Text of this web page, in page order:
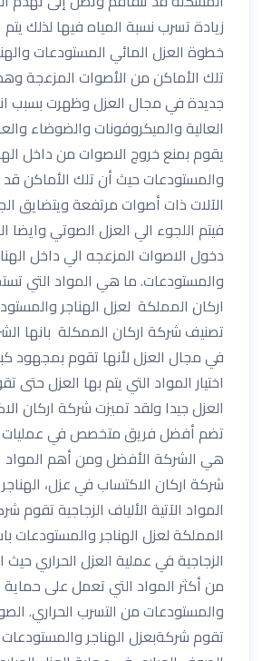
زيادة تسرب نسبة المياه فيها لذلك يتم
خطوة العزل المائي المستودعات
تلك الأماكن من الأصوات المزعجة
جديدة في مجال العزل وظهرت بسبب
العالية والميكروفونات والضوضاء
يقوم بمنع خروج الاصوات من داخل
والمستودعات حيث أن تلك الأماكن قد
الآلات ذات أصوات مرتفعة ويتضايق
فيتم اللجوء الي العزل الصوتي
دخول الاصوات المزعجه الي داخل
والمستودعات. ما هي المواد التي
اركان المملكة لعزل الهناجر
تصنيف شركة اركان الممكلة بانها
في مجال العزل لأنها تقوم بمجهود
اختيار المواد التي يتم بها العزل حتى
العزل جيدا ولقد تميزت شركة اركان
تضم أفضل فريق متخصص في عمليات
هي الشركة الأفضل ومن أهم المواد
شركة اركان الاكتساب في عزل،
المواد الآتية الألياف الزجاجية تقوم
المملكة لعزل الهناجر والمستودعات
الزجاجية في عملية العزل الحراري
من أكثر المواد التي تعمل على حماية
والمستودعات من التسرب الحراري.
تقوم شركةبعزل الهناجر